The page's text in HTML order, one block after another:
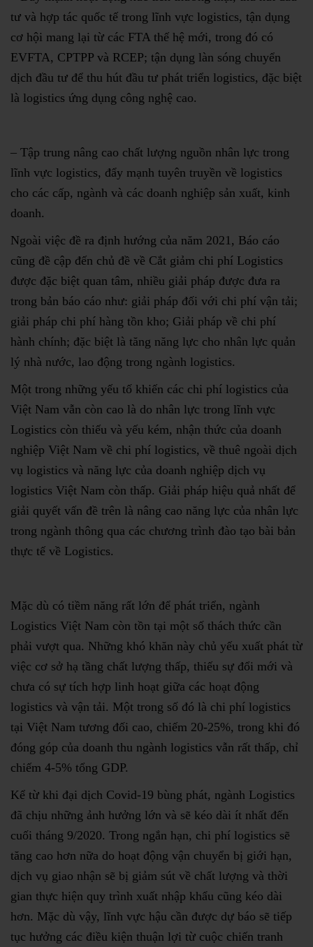
tư và hợp tác quốc tế trong lĩnh vực logistics, tận dụng
cơ hội mang lại từ các FTA thế hệ mới, trong đó có
EVFTA, CPTPP và RCEP; tận dụng làn sóng chuyển
dịch đầu tư để thu hút đầu tư phát triển logistics, đặc biệt
là logistics ứng dụng công nghệ cao.
– Tập trung nâng cao chất lượng nguồn nhân lực trong
lĩnh vực logistics, đẩy mạnh tuyên truyền về logistics
cho các cấp, ngành và các doanh nghiệp sản xuất, kinh
doanh.
Ngoài việc đề ra định hướng của năm 2021, Báo cáo
cũng đề cập đến chủ đề về Cắt giảm chi phí Logistics
được đặc biệt quan tâm, nhiều giải pháp được đưa ra
trong bản báo cáo như: giải pháp đối với chi phí vận tải;
giải pháp chi phí hàng tồn kho; Giải pháp về chi phí
hành chính; đặc biệt là tăng năng lực cho nhân lực quản
lý nhà nước, lao động trong ngành logistics.
Một trong những yếu tố khiến các chi phí logistics của
Việt Nam vẫn còn cao là do nhân lực trong lĩnh vực
Logistics còn thiếu và yếu kém, nhận thức của doanh
nghiệp Việt Nam về chi phí logistics, về thuê ngoài dịch
vụ logistics và năng lực của doanh nghiệp dịch vụ
logistics Việt Nam còn thấp. Giải pháp hiệu quả nhất để
giải quyết vấn đề trên là nâng cao năng lực của nhân lực
trong ngành thông qua các chương trình đào tạo bài bản
thực tế về Logistics.
Mặc dù có tiềm năng rất lớn để phát triển, ngành
Logistics Việt Nam còn tồn tại một số thách thức cần
phải vượt qua. Những khó khăn này chủ yếu xuất phát từ
việc cơ sở hạ tầng chất lượng thấp, thiếu sự đổi mới và
chưa có sự tích hợp linh hoạt giữa các hoạt động
logistics và vận tải. Một trong số đó là chi phí logistics
tại Việt Nam tương đối cao, chiếm 20-25%, trong khi đó
đóng góp của doanh thu ngành logistics vẫn rất thấp, chỉ
chiếm 4-5% tổng GDP.
Kể từ khi đại dịch Covid-19 bùng phát, ngành Logistics
đã chịu những ảnh hưởng lớn và sẽ kéo dài ít nhất đến
cuối tháng 9/2020. Trong ngắn hạn, chi phí logistics sẽ
tăng cao hơn nữa do hoạt động vận chuyển bị giới hạn,
dịch vụ giao nhận sẽ bị giảm sút về chất lượng và thời
gian thực hiện quy trình xuất nhập khẩu cũng kéo dài
hơn. Mặc dù vậy, lĩnh vực hậu cần được dự báo sẽ tiếp
tục hưởng các điều kiện thuận lợi từ cuộc chiến tranh